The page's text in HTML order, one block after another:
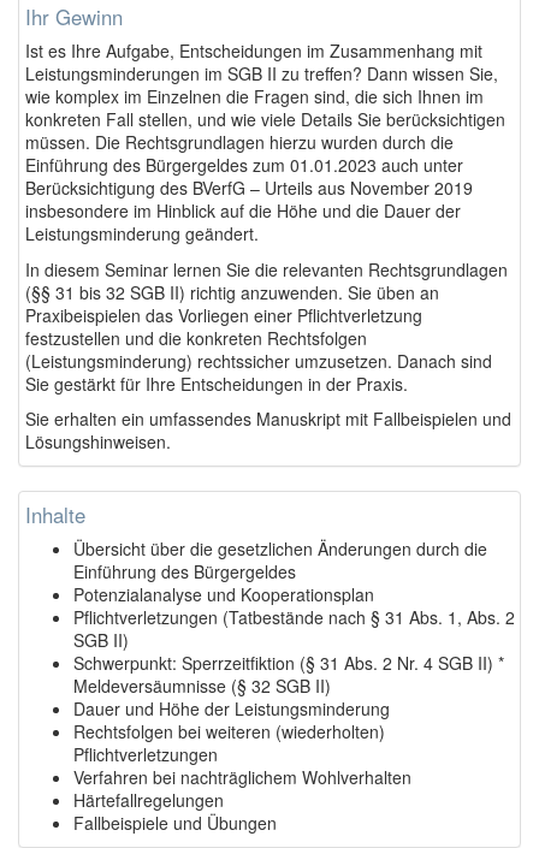
Ihr Gewinn
Ist es Ihre Aufgabe, Entscheidungen im Zusammenhang mit
Leistungsminderungen im SGB II zu treffen? Dann wissen Sie,
wie komplex im Einzelnen die Fragen sind, die sich Ihnen im
konkreten Fall stellen, und wie viele Details Sie berücksichtigen
müssen. Die Rechtsgrundlagen hierzu wurden durch die
Einführung des Bürgergeldes zum 01.01.2023 auch unter
Berücksichtigung des BVerfG – Urteils aus November 2019
insbesondere im Hinblick auf die Höhe und die Dauer der
Leistungsminderung geändert.
In diesem Seminar lernen Sie die relevanten Rechtsgrundlagen
(§§ 31 bis 32 SGB II) richtig anzuwenden. Sie üben an
Praxibeispielen das Vorliegen einer Pflichtverletzung
festzustellen und die konkreten Rechtsfolgen
(Leistungsminderung) rechtssicher umzusetzen. Danach sind
Sie gestärkt für Ihre Entscheidungen in der Praxis.
Sie erhalten ein umfassendes Manuskript mit Fallbeispielen und
Lösungshinweisen.
Inhalte
Übersicht über die gesetzlichen Änderungen durch die
Einführung des Bürgergeldes
Potenzialanalyse und Kooperationsplan
Pflichtverletzungen (Tatbestände nach § 31 Abs. 1, Abs. 2
SGB II)
Schwerpunkt: Sperrzeitfiktion (§ 31 Abs. 2 Nr. 4 SGB II) *
Meldeversäumnisse (§ 32 SGB II)
Dauer und Höhe der Leistungsminderung
Rechtsfolgen bei weiteren (wiederholten)
Pflichtverletzungen
Verfahren bei nachträglichem Wohlverhalten
Härtefallregelungen
Fallbeispiele und Übungen